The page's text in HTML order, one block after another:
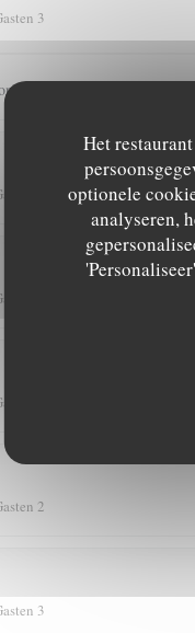
Het
optionele
analyseren,
3
sympathique repas super
3
2
2
2
3